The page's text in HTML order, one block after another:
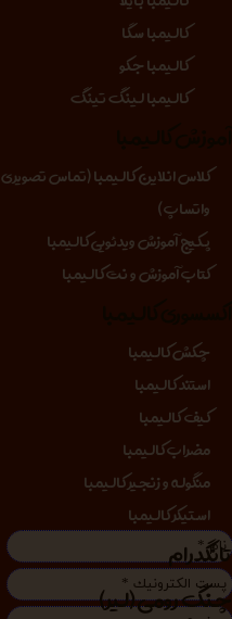
کالیمبا سگا
کالیمبا جکو
کالیمبا لینگ تینگ
کلاس انلاین کالیمبا (تماس تصویری
واتساپ)
پکیج آموزش ویدئویی کالیمبا
کتاب آموزش و نت کالیمبا
چکش کالیمبا
استند کالیمبا
کیف کالیمبا
مضراب کالیمبا
منگوله و زنجیر کالیمبا
استیکر کالیمبا
تانگدرام
چنگ رومی (لیر)